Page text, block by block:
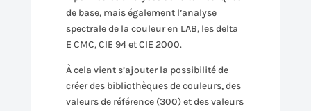
de base, mais également l’analyse
spectrale de la couleur en LAB, les delta
E CMC, CIE 94 et CIE 2000.
À cela vient s’ajouter la possibilité de
créer des bibliothèques de couleurs, des
valeurs de référence (300) et des valeurs